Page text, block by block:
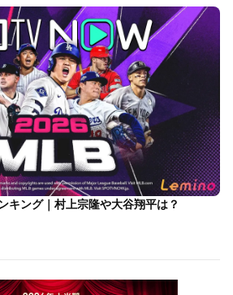
キング｜村上宗隆や大谷翔平は？